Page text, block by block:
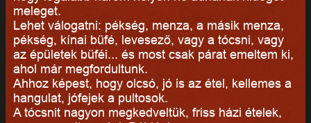
meleget.
Lehet válogatni: pékség, menza, a másik menza,
pékség, kínai büfé, levesező, vagy a tócsni, vagy
az épületek büféi... és most csak párat emeltem ki,
ahol már megfordultunk.
Ahhoz képest, hogy olcsó, jó is az étel, kellemes a
hangulat, jófejek a pultosok.
A tócsnit nagyon megkedveltük, friss házi ételek,